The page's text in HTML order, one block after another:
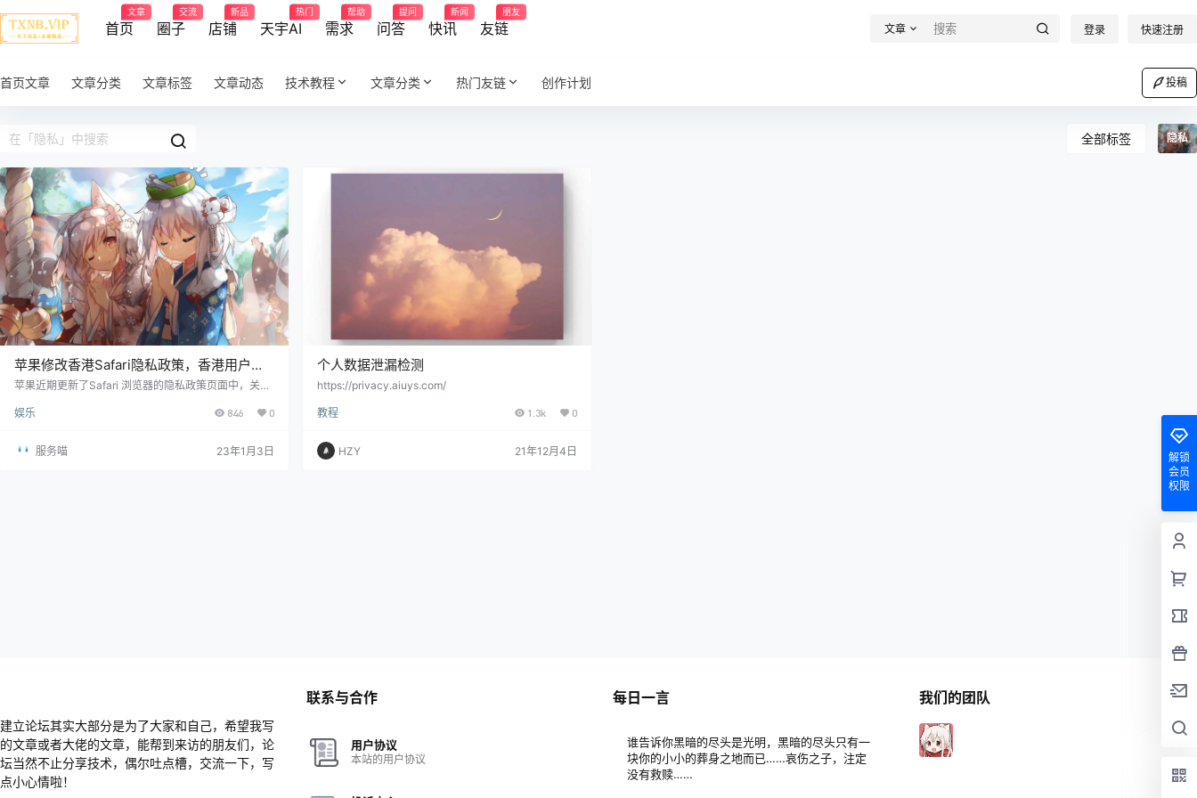
首页
文章
圈子
交流
店铺
新品
天宇AI
热门
需求
帮助
问答
提问
快讯
新闻
友链
朋友
文章 登录 快速注册
首页文章 文章分类 文章标签 文章动态 技术教程 文章分类 热门友链 创作计划 投稿
全部标签 隐私
苹果修改香港Safari隐私政策，香港用户的
访问记录会同步更新到腾讯
苹果近期更新了Safari 浏览器的隐私政策页面中，关于
或香港的使用者：腾讯）可能也会记录你的 IP 位址。"
港"的表述。更新后，香港用户的访问记录会同步更新
到腾讯。
娱乐 846 0
服务喵 23年1月3日
个人数据泄漏检测
https://privacy.aiuys.com/
教程 1.3k 0
HZY 21年12月4日
解锁
会员
权限
建立论坛其实大部分是为了大家和自己，希望我写
的文章或者大佬的文章，能帮到来访的朋友们，论
坛当然不止分享技术，偶尔吐点槽，交流一下，写
点小心情啦！
联系与合作
用户协议
本站的用户协议
每日一言
谁告诉你黑暗的尽头是光明，黑暗的尽头只有一
块你的小小的葬身之地而已……哀伤之子，注定
没有救赎……
我们的团队